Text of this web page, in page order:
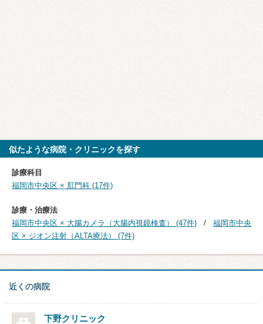
似たような病院・クリニックを探す
診療科目
福岡市中央区 × 肛門科 (17件)
診療・治療法
福岡市中央区 × 大腸カメラ（大腸内視鏡検査） (47件)
福岡市中央
区 × ジオン注射（ALTA療法） (7件)
近くの病院
下野クリニック